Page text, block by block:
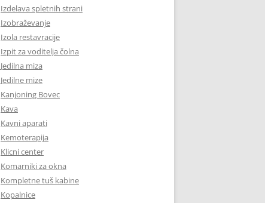
Izdelava spletnih strani
Izobraževanje
Izola restavracije
Izpit za voditelja čolna
Jedilna miza
Jedilne mize
Kanjoning Bovec
Kava
Kavni aparati
Kemoterapija
Klicni center
Komarniki za okna
Kompletne tuš kabine
Kopalnice